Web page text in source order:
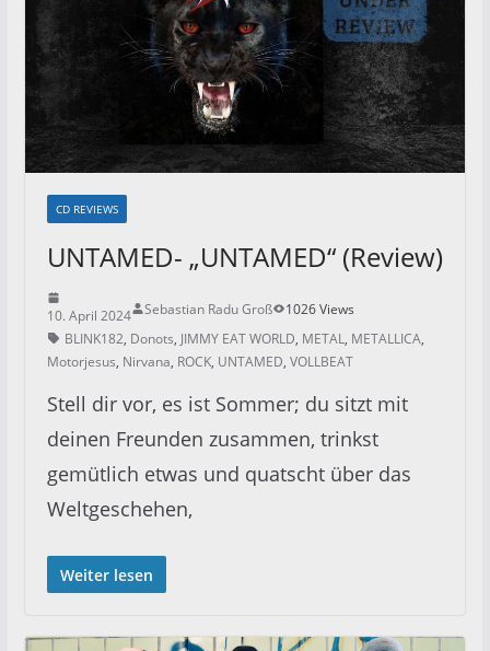
CD REVIEWS
UNTAMED- „UNTAMED“ (Review)
10. April 2024 Sebastian Radu Groß
1026 Views
BLINK182, Donots, JIMMY EAT WORLD, METAL, METALLICA,
Motorjesus, Nirvana, ROCK, UNTAMED, VOLLBEAT
Stell dir vor, es ist Sommer; du sitzt mit
deinen Freunden zusammen, trinkst
gemütlich etwas und quatscht über das
Weltgeschehen,
Weiter lesen